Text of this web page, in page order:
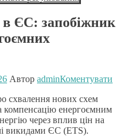
в ЄС: запобіжник
Автор adminКоментувати
схвалення нових схем
компенсацію енергоємним
через вплив цін на
викидами ЄС (ETS).